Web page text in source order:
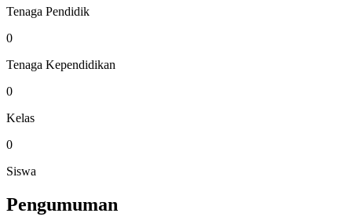
Tenaga Pendidik
0
Tenaga Kependidikan
0
Kelas
0
Siswa
Pengumuman